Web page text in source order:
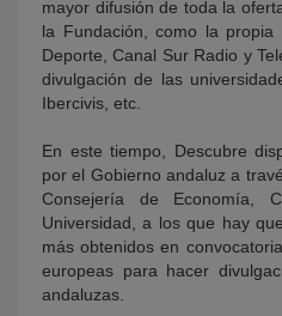
mayor difusión de toda la
la Fundación, como la
Deporte, Canal Sur Radio y
divulgación de las
Ibercivis, etc.
En este tiempo, Descubre
por el Gobierno andaluz a
Consejería de Economía,
Universidad, a los que hay
más obtenidos en
europeas para hacer
andaluzas.